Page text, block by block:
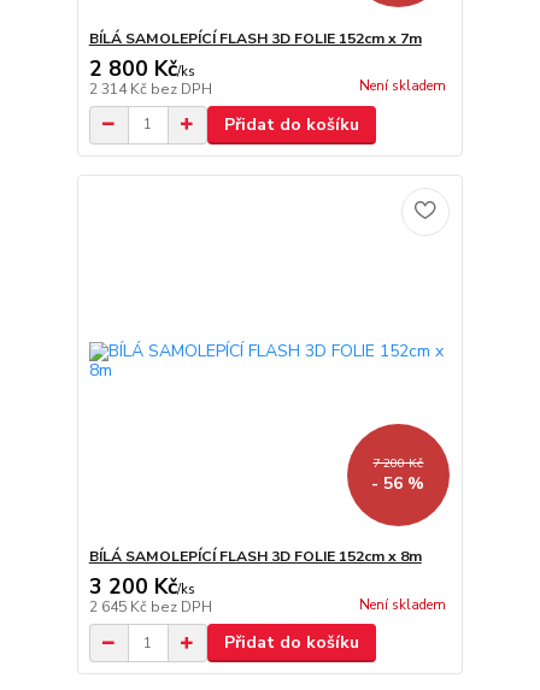
BÍLÁ SAMOLEPÍCÍ FLASH 3D FOLIE 152cm x 7m
2 800 Kč/ks
2 314 Kč bez DPH Není skladem
Přidat do košíku
7 200 Kč
- 56 %
BÍLÁ SAMOLEPÍCÍ FLASH 3D FOLIE 152cm x 8m
3 200 Kč/ks
2 645 Kč bez DPH Není skladem
Přidat do košíku